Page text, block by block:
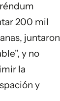
200 mil
juntaron
y no
la
y